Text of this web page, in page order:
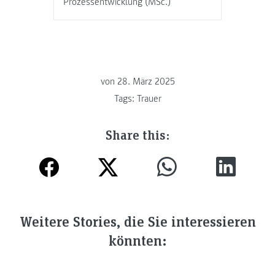
von 28. März 2025
Tags: Trauer
Share this:
Weitere Stories, die Sie interessieren
könnten: